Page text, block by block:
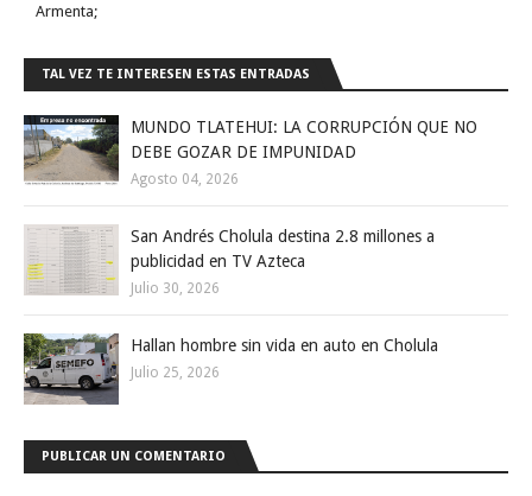
Armenta;
TAL VEZ TE INTERESEN ESTAS ENTRADAS
MUNDO TLATEHUI: LA CORRUPCIÓN QUE NO
DEBE GOZAR DE IMPUNIDAD
Agosto 04, 2026
San Andrés Cholula destina 2.8 millones a
publicidad en TV Azteca
Julio 30, 2026
Hallan hombre sin vida en auto en Cholula
Julio 25, 2026
PUBLICAR UN COMENTARIO